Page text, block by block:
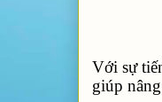
Với sự
giúp